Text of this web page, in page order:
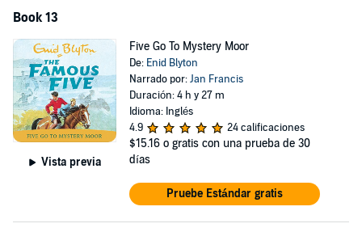
Book 13
Vista previa
Five Go To Mystery Moor
De: Enid Blyton
Narrado por:Jan Francis
Duración: 4 h y 27 m
Idioma: Inglés
4.9
24 calificaciones
$15.16 o gratis con una prueba de 30
días
Pruebe Estándar gratis